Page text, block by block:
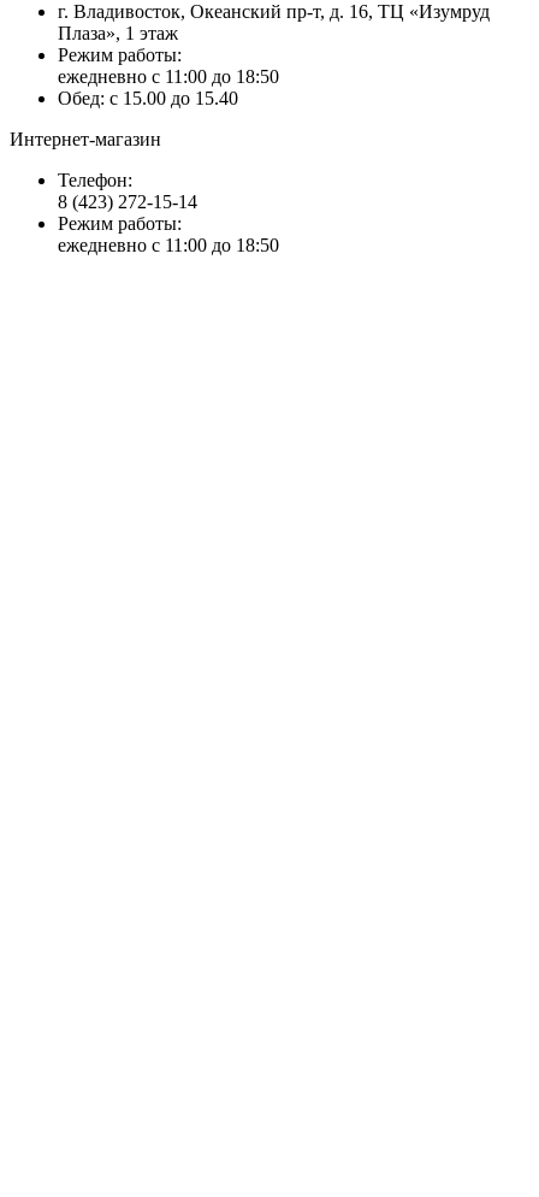
г. Владивосток, Океанский пр-т, д. 16, ТЦ «Изумруд
Плаза», 1 этаж
Режим работы:
ежедневно с 11:00 до 18:50
Обед: с 15.00 до 15.40
Интернет-магазин
Телефон:
8 (423) 272-15-14
Режим работы:
ежедневно с 11:00 до 18:50